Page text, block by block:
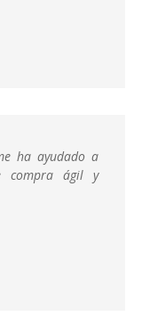
ha ayudado a
compra ágil y